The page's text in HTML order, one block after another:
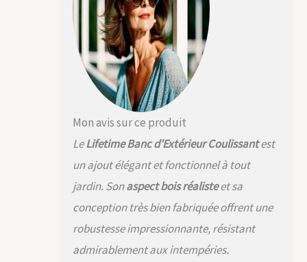
Mon avis sur ce produit
LeLifetime Banc d’Extérieur Coulissantest
un ajout élégant et fonctionnel à tout
jardin. Sonaspect bois réalisteet sa
conception très bien fabriquée offrent une
robustesse impressionnante, résistant
admirablement aux intempéries.